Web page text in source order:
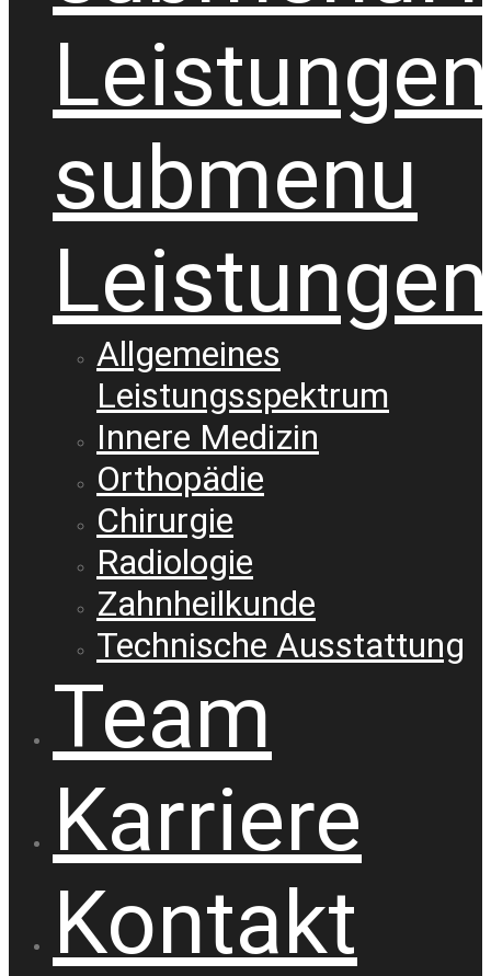
Leistungen
submenu
Leistungen
Allgemeines
Leistungsspektrum
Innere Medizin
Orthopädie
Chirurgie
Radiologie
Zahnheilkunde
Technische Ausstattung
Team
Karriere
Kontakt